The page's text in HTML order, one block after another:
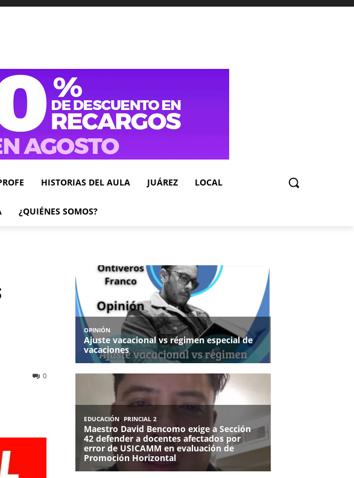
HISTORIAS DEL AULA JUÁREZ LOCAL
¿QUIÉNES SOMOS?
0